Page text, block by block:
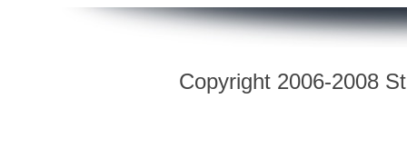
Copyright 2006-2008